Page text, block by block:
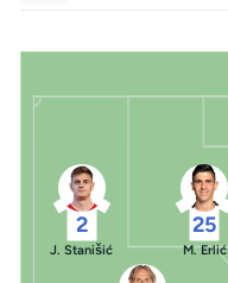
25
M. Erlić
2
J. Stanišić